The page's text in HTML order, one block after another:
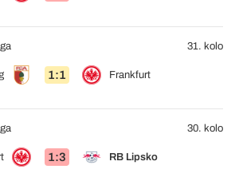
1:1 Frankfurt
31. kolo
1:3 RB Lipsko
30. kolo